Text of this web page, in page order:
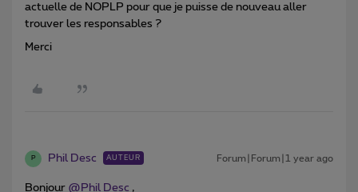
actuelle de NOPLP pour que je puisse de nouveau aller
trouver les responsables ?
Merci
P Phil Desc AUTEUR Forum|Forum|1 year ago
Bonjour ​ @Phil Desc ,